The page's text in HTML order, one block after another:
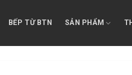
BẾP TỪ BTN SẢN PHẨM